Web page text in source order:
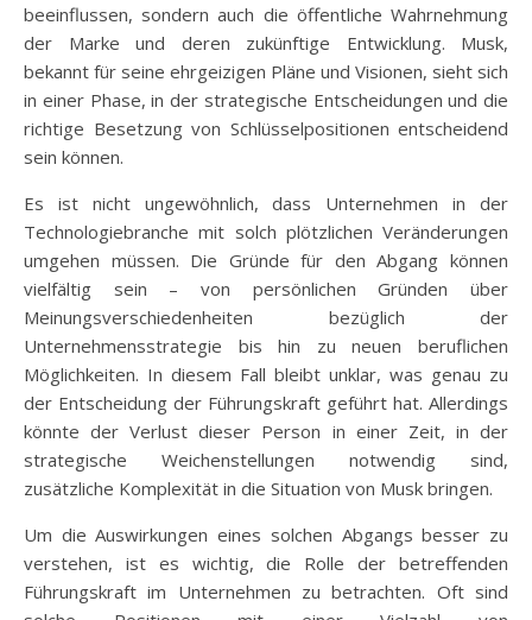
beeinflussen, sondern auch die öffentliche Wahrnehmung
der Marke und deren zukünftige Entwicklung. Musk,
bekannt für seine ehrgeizigen Pläne und Visionen, sieht sich
in einer Phase, in der strategische Entscheidungen und die
richtige Besetzung von Schlüsselpositionen entscheidend
sein können.
Es ist nicht ungewöhnlich, dass Unternehmen in der
Technologiebranche mit solch plötzlichen Veränderungen
umgehen müssen. Die Gründe für den Abgang können
vielfältig sein – von persönlichen Gründen über
Meinungsverschiedenheiten bezüglich der
Unternehmensstrategie bis hin zu neuen beruflichen
Möglichkeiten. In diesem Fall bleibt unklar, was genau zu
der Entscheidung der Führungskraft geführt hat. Allerdings
könnte der Verlust dieser Person in einer Zeit, in der
strategische Weichenstellungen notwendig sind,
zusätzliche Komplexität in die Situation von Musk bringen.
Um die Auswirkungen eines solchen Abgangs besser zu
verstehen, ist es wichtig, die Rolle der betreffenden
Führungskraft im Unternehmen zu betrachten. Oft sind